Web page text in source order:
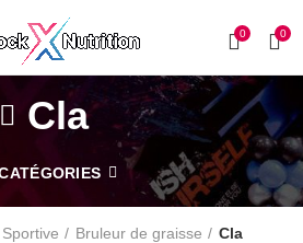
0 0
Cla
Bruleur de graisse Cla